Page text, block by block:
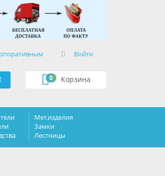
Войти
Корзина
0
Мет.изделия
Замки
Лестницы